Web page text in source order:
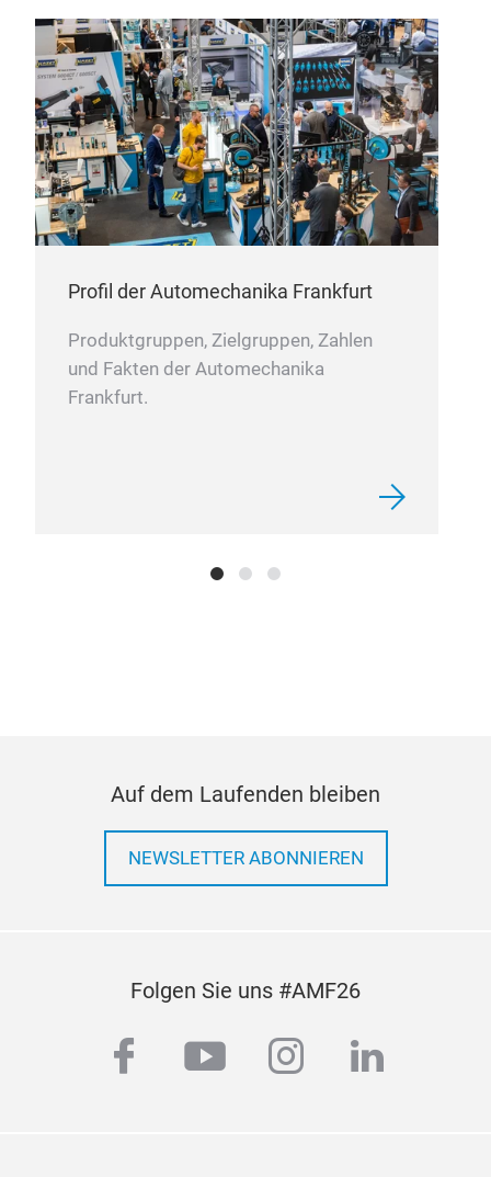
Profil der Automechanika Frankfurt
Produktgruppen, Zielgruppen, Zahlen
und Fakten der Automechanika
Frankfurt.
Auf dem Laufenden bleiben
NEWSLETTER ABONNIEREN
Folgen Sie uns #AMF26
facebook
youtubeinstagram
linkedin